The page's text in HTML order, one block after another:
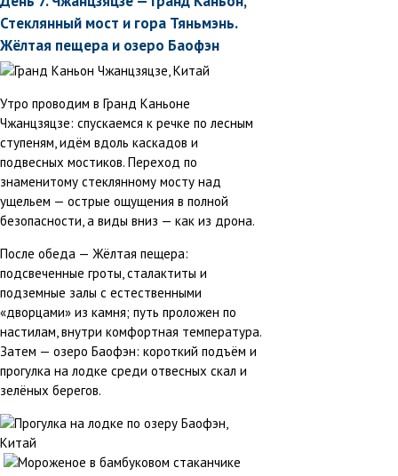
Стеклянный мост и гора Тяньмэнь.
Жёлтая пещера и озеро Баофэн
Утро проводим в Гранд Каньоне
Чжанцзяцзе: спускаемся к речке по лесным
ступеням, идём вдоль каскадов и
подвесных мостиков. Переход по
знаменитому стеклянному мосту над
ущельем — острые ощущения в полной
безопасности, а виды вниз — как из дрона.
После обеда — Жёлтая пещера:
подсвеченные гроты, сталактиты и
подземные залы с естественными
«дворцами» из камня; путь проложен по
настилам, внутри комфортная температура.
Затем — озеро Баофэн: короткий подъём и
прогулка на лодке среди отвесных скал и
зелёных берегов.